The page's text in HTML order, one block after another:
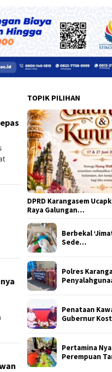
TOPIK PILIHAN
DPRD Karangasem
Raya Galungan…
Berbekal
Sede…
Polres
Penataan
Gubernur
Pertamina
Perempuan